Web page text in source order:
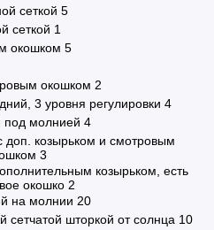
сеткой 5
сеткой 1
окошком 5
окошком 2
3 уровня регулировки 4
под молнией 4
доп. козырьком и смотровым
3
козырьком, есть
окошко 2
на молнии 20
сетчатой шторкой от солнца 10